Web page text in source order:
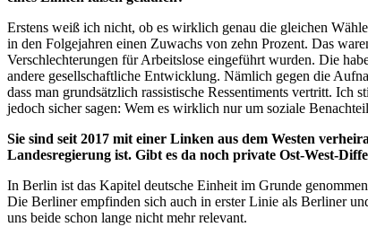
Erstens weiß ich nicht, ob es wirklich genau die gleichen
in den Folgejahren einen Zuwachs von zehn Prozent. Das
Verschlechterungen für Arbeitslose eingeführt wurden. Die
andere gesellschaftliche Entwicklung. Nämlich gegen die
dass man grundsätzlich rassistische Ressentiments vertritt.
jedoch sicher sagen: Wem es wirklich nur um soziale
Sie sind seit 2017 mit einer Linken aus dem Westen
Landesregierung ist. Gibt es da noch private Ost-West-
In Berlin ist das Kapitel deutsche Einheit im Grunde
Die Berliner empfinden sich auch in erster Linie als Berliner
uns beide schon lange nicht mehr relevant.